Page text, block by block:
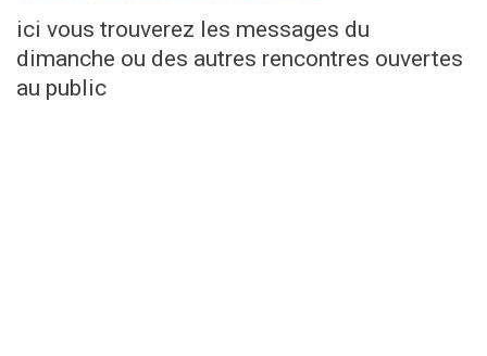
ici vous trouverez les messages du
dimanche ou des autres rencontres ouvertes
au public